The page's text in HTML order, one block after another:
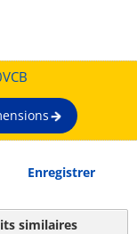
Enregistrer
similaires